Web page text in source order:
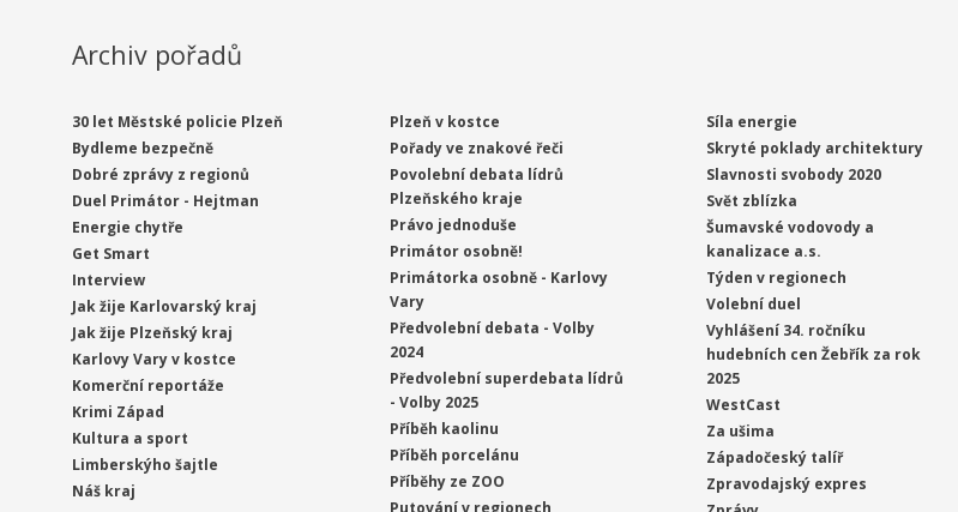
Archiv pořadů
30 let Městské policie Plzeň
Bydleme bezpečně
Dobré zprávy z regionů
Duel Primátor - Hejtman
Energie chytře
Get Smart
Interview
Jak žije Karlovarský kraj
Jak žije Plzeňský kraj
Karlovy Vary v kostce
Komerční reportáže
Krimi Západ
Kultura a sport
Limberskýho šajtle
Náš kraj
Plzeň v kostce
Pořady ve znakové řeči
Povolební debata lídrů
Plzeňského kraje
Právo jednoduše
Primátor osobně!
Primátorka osobně - Karlovy
Vary
Předvolební debata - Volby
2024
Předvolební superdebata lídrů
- Volby 2025
Příběh kaolinu
Příběh porcelánu
Příběhy ze ZOO
Síla energie
Skryté poklady architektury
Slavnosti svobody 2020
Svět zblízka
Šumavské vodovody a
kanalizace a.s.
Týden v regionech
Volební duel
Vyhlášení 34. ročníku
hudebních cen Žebřík za rok
2025
WestCast
Za ušima
Západočeský talíř
Zpravodajský expres